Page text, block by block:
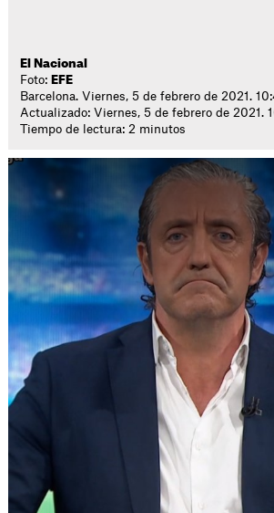
El Nacional
Foto: EFE
Barcelona. Viernes, 5 de febrero de 2021.
Actualizado: Viernes, 5 de febrero de 2021.
Tiempo de lectura: 2 minutos